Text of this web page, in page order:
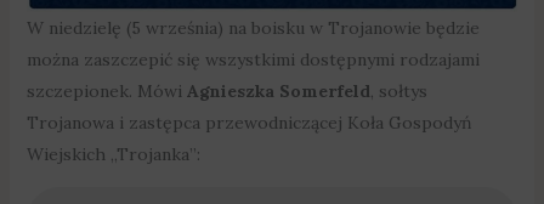
W niedzielę (5 września) na boisku w Trojanowie będzie
można zaszczepić się wszystkimi dostępnymi rodzajami
szczepionek. Mówi Agnieszka Somerfeld, sołtys
Trojanowa i zastępca przewodniczącej Koła Gospodyń
Wiejskich „Trojanka”: